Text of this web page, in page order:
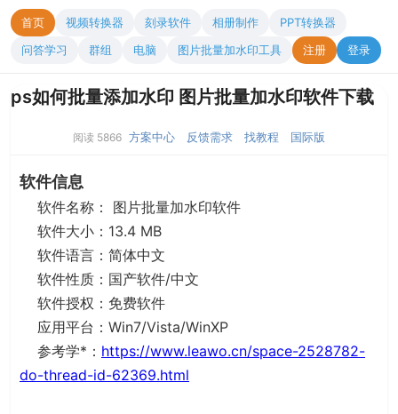
首页 视频转换器 刻录软件 相册制作
PPT转换器
问答学习
群组 电脑 图片批量加水印工具 注册 登录
ps如何批量添加水印 图片批量加水印软件下载
阅读 5866 方案中心 反馈需求 找教程 国际版
软件信息
软件名称： 图片批量加水印软件
软件大小：13.4 MB
软件语言：简体中文
软件性质：国产软件/中文
软件授权：免费软件
应用平台：Win7/Vista/WinXP
参考学*： https://www.leawo.cn/space-2528782-
do-thread-id-62369.html